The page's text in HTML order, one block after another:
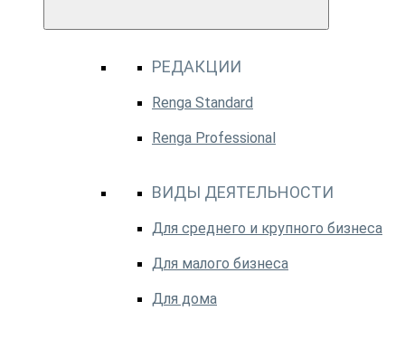
РЕДАКЦИИ
Renga Standard
Renga Professional
ВИДЫ ДЕЯТЕЛЬНОСТИ
Для среднего и крупного бизнеса
Для малого бизнеса
Для дома